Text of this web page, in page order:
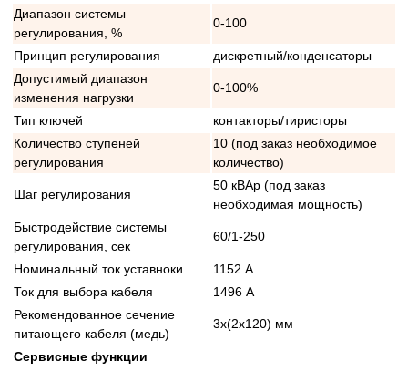
Диапазон системы
регулирования, %
0-100
Принцип регулирования
дискретный/конденсаторы
Допустимый диапазон
изменения нагрузки
0-100%
Тип ключей
контакторы/тиристоры
Количество ступеней
регулирования
10 (под заказ необходимое
количество)
Шаг регулирования
50 кВАр (под заказ
необходимая мощность)
Быстродействие системы
регулирования, сек
60/1-250
Номинальный ток уставноки
1152 А
Ток для выбора кабеля
1496 А
Рекомендованное сечение
питающего кабеля (медь)
3x(2x120) мм
Сервисные функции